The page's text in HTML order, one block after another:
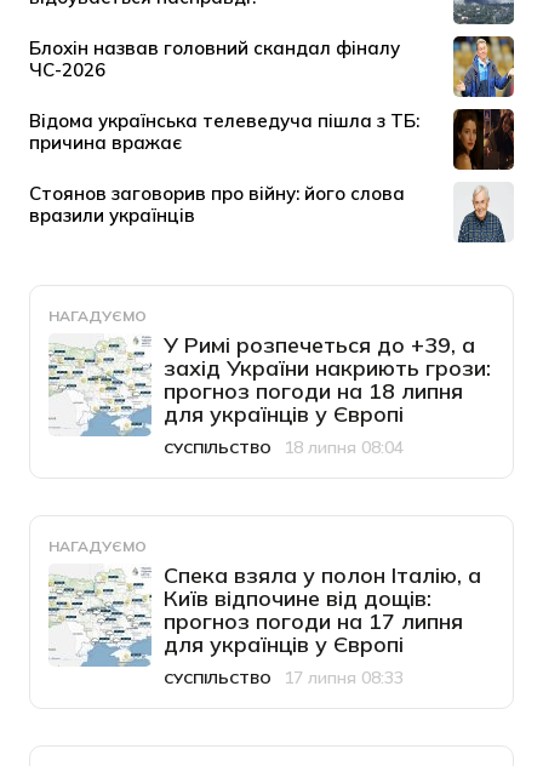
НАГАДУЄМО
У Римі розпечеться до +39, а
захід України накриють грози:
прогноз погоди на 18 липня
для українців у Європі
Категорія
СУСПІЛЬСТВО
Дата публікації18 липня 08:04
НАГАДУЄМО
Спека взяла у полон Італію, а
Київ відпочине від дощів:
прогноз погоди на 17 липня
для українців у Європі
Категорія
СУСПІЛЬСТВО
Дата публікації17 липня 08:33